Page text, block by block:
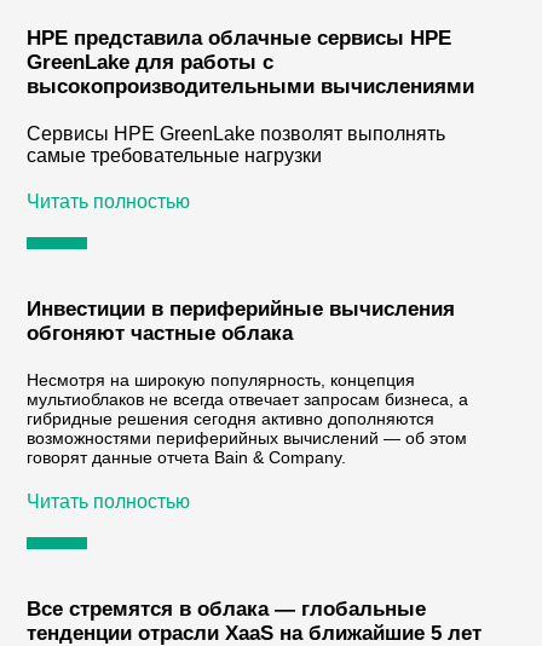
HPE представила облачные сервисы HPE
GreenLake для работы с
высокопроизводительными вычислениями
Сервисы HPE GreenLake позволят выполнять
самые требовательные нагрузки
Читать полностью
Инвестиции в периферийные вычисления
обгоняют частные облака
Несмотря на широкую популярность, концепция
мультиоблаков не всегда отвечает запросам бизнеса, а
гибридные решения сегодня активно дополняются
возможностями периферийных вычислений — об этом
говорят данные отчета Bain & Company.
Читать полностью
Все стремятся в облака — глобальные
тенденции отрасли XaaS на ближайшие 5 лет